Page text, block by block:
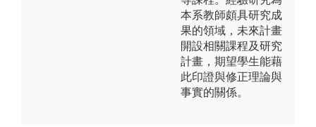
本系教師頗具研究成
果的領域，未來計畫
開設相關課程及研究
計畫，期望學生能藉
此印證與修正理論與
事實的關係。